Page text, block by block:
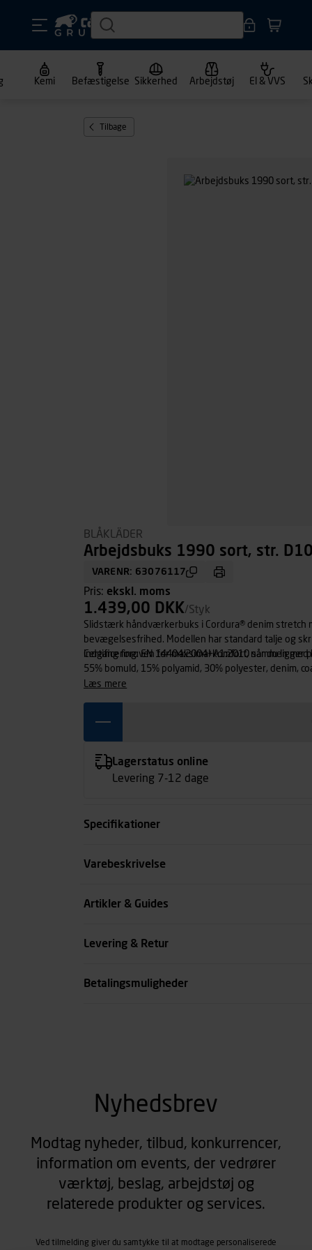
Kemi Befæstigelse Sikkerhed Arbejdstøj El & VVS
Tilbage
BLÅKLÄDER
Arbejdsbuks 1990 sort, str.
VARENR: 63076117
Pris: ekskl. moms
1.439,00 DKK/Styk
Slidstærk håndværkerbuks i Cordura® denim stretch
bevægelsesfrihed. Modellen har standard talje og
indgang foroven for maksimal komfort, når du ligger
Certificering: EN 14404:2004+A1:2010 sammen
55% bomuld, 15% polyamid, 30% polyester, denim,
læs mere
Lagerstatus online
Levering 7-12 dage
Specifikationer
Størrelse
Varebeskrivelse
Artikler & Guides
Levering & Retur
Betalingsmuligheder
Nyhedsbrev
Modtag nyheder, tilbud, konkurrencer,
information om events, der vedrører
værktøj, beslag, arbejdstøj og
relaterede produkter og services.
Ved tilmelding giver du samtykke til at modtage personaliserede